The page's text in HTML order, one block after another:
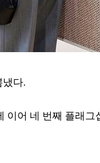
냈다.
이어 네 번째 플래